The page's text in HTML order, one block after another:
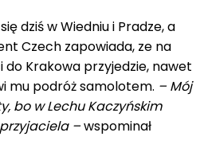
dziś w Wiedniu i Pradze, a
Czech zapowiada, ze na
do Krakowa przyjedzie, nawet
mu podróż samolotem. – Mój
bo w Lechu Kaczyńskim
–wspominał